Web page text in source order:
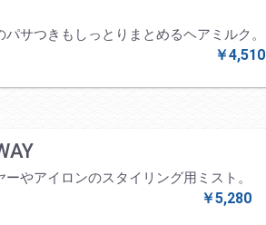
サつきもしっとりまとめるヘアミルク。
￥4,510
やアイロンのスタイリング用ミスト。
￥5,280